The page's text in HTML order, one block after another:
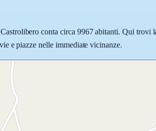
conta circa 9967 abitanti. Qui trovi
e piazze nelle immediate vicinanze.